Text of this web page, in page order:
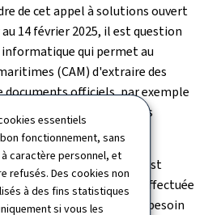
essentiels
fonctionnement, sans
caractère personnel, et
refusés. Des cookies non
à des fins statistiques
si vous les
de cet appel à solutions ouvert
14 février 2025, il est question
qui permet au
(CAM) d'extraire des
documents officiels, par exemple
ou images) ou JPEG sans
de ce prototype est
la saisie des données effectuée
du CAM, en minimisant le besoin